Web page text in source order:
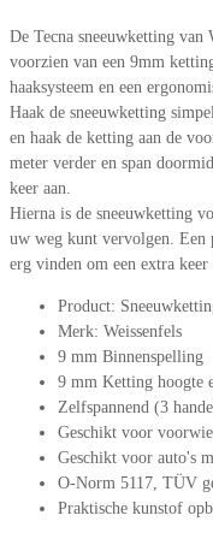
De Tecna sneeuwketting van
voorzien van een 9mm
haaksysteem en een
Haak de sneeuwketting
en haak de ketting aan de
meter verder en span
keer aan.
Hierna is de sneeuwketting
uw weg kunt vervolgen. Een
erg vinden om een extra keer
Product:
Merk: Weissenfels
9 mm Binnenspelling
9 mm Ketting hoogte
Zelfspannend (3
Geschikt voor
Geschikt voor auto's
O-Norm 5117, TÜV
Praktische kunstof